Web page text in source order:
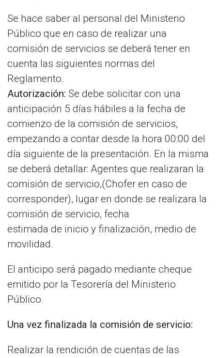
Se hace saber al personal del Ministerio
Público que en caso de realizar una
comisión de servicios se deberá tener en
cuenta las siguientes normas del
Reglamento.
Autorización: Se debe solicitar con una
anticipación 5 días hábiles a la fecha de
comienzo de la comisión de servicios,
empezando a contar desde la hora 00:00 del
día siguiente de la presentación. En la misma
se deberá detallar: Agentes que realizaran la
comisión de servicio,(Chofer en caso de
corresponder), lugar en donde se realizara la
comisión de servicio, fecha
estimada de inicio y finalización, medio de
movilidad.
El anticipo será pagado mediante cheque
emitido por la Tesorería del Ministerio
Público.
Una vez finalizada la comisión de servicio:
Realizar la rendición de cuentas de las